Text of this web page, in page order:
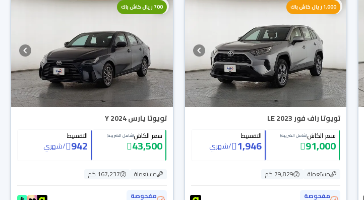
1,000 ريال كاش باك
تويوتا راف فور LE 2023
سعر الكاش(شامل الضريبة)
91,000
التقسيط
1,946
/شهري
مستعملة
79,829 كم
مفحوصة
700 ريال كاش باك
تويوتا يارس Y 2024
سعر الكاش(شامل الضريبة)
43,500
التقسيط
942
/شهري
مستعملة
167,237 كم
مفحوصة